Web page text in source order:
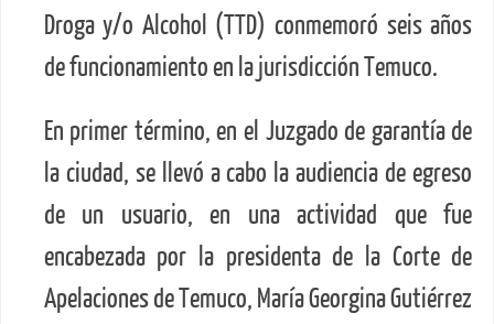
Droga y/o Alcohol (TTD) conmemoró seis años
de funcionamiento en la jurisdicción Temuco.
En primer término, en el Juzgado de garantía de
la ciudad, se llevó a cabo la audiencia de egreso
de un usuario, en una actividad que fue
encabezada por la presidenta de la Corte de
Apelaciones de Temuco, María Georgina Gutiérrez